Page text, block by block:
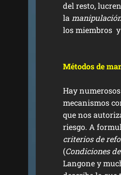
del resto,
la
los miembros
Métodos de
Hay
mecanismos
que nos
riesgo. A
criterios de
(Condiciones
Langone y